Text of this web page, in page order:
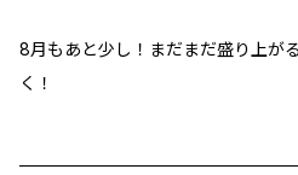
8月もあと少し！まだまだ盛り上が
く！